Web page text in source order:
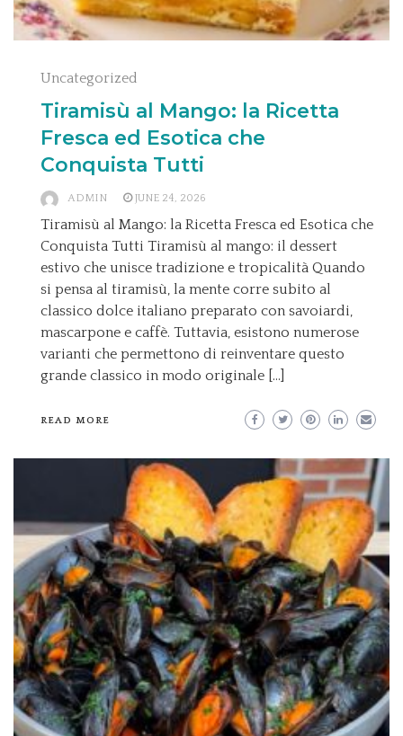
Uncategorized
Tiramisù al Mango: la Ricetta
Fresca ed Esotica che
Conquista Tutti
ADMIN JUNE 24, 2026
Tiramisù al Mango: la Ricetta Fresca ed Esotica che
Conquista Tutti Tiramisù al mango: il dessert
estivo che unisce tradizione e tropicalità Quando
si pensa al tiramisù, la mente corre subito al
classico dolce italiano preparato con savoiardi,
mascarpone e caffè. Tuttavia, esistono numerose
varianti che permettono di reinventare questo
grande classico in modo originale […]
READ MORE